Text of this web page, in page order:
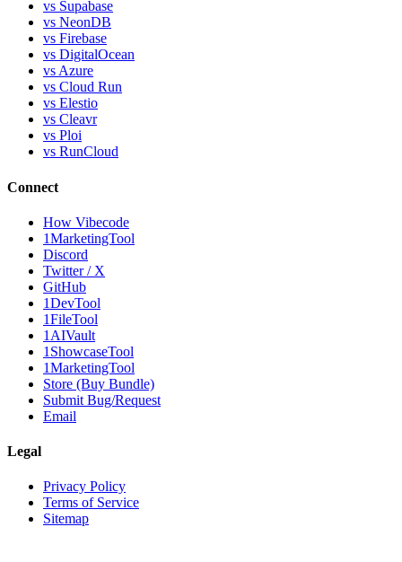
vs Supabase
vs NeonDB
vs Firebase
vs DigitalOcean
vs Azure
vs Cloud Run
vs Elestio
vs Cleavr
vs Ploi
vs RunCloud
Connect
How Vibecode
1MarketingTool
Discord
Twitter / X
GitHub
1DevTool
1FileTool
1AIVault
1ShowcaseTool
1MarketingTool
Store (Buy Bundle)
Submit Bug/Request
Email
Legal
Privacy Policy
Terms of Service
Sitemap